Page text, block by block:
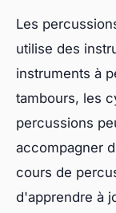
Les
utilise des
instruments à
tambours, les
percussions
accompagner
cours de
d'apprendre à